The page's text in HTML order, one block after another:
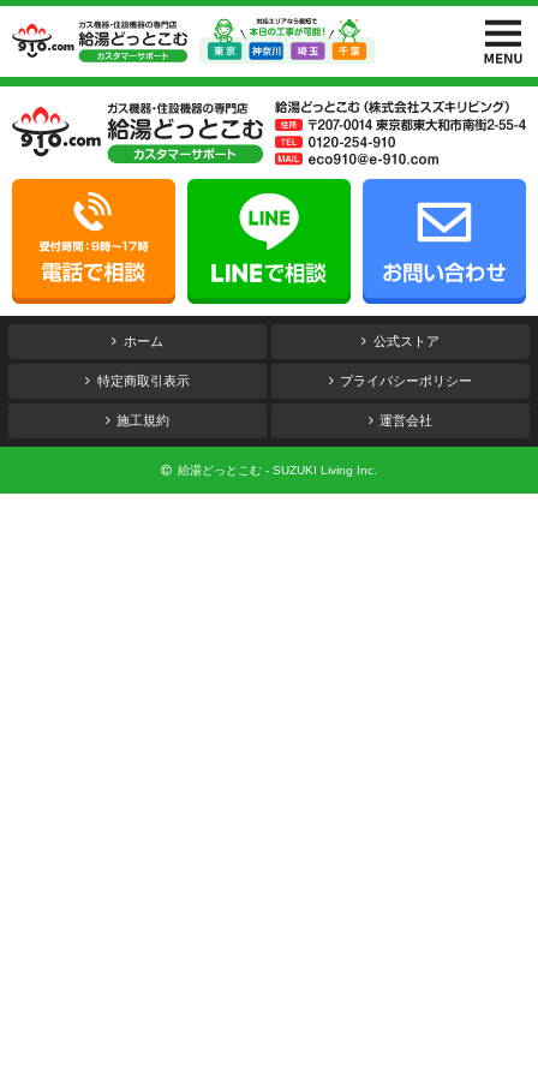
ホーム 公式ストア
特定商取引表示 プライバシーポリシー
施工規約 運営会社
給湯どっとこむ - SUZUKI Living Inc.